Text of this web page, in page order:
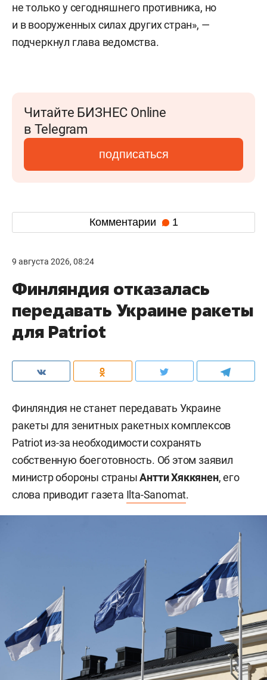
не только у сегодняшнего противника, но
и в вооруженных силах других стран», —
подчеркнул глава ведомства.
Читайте БИЗНЕС Online
в Telegram
подписаться
Комментарии 1
9 августа 2026, 08:24
Финляндия отказалась
передавать Украине ракеты
для Patriot
Финляндия не станет передавать Украине
ракеты для зенитных ракетных комплексов
Patriot из-за необходимости сохранять
собственную боеготовность. Об этом заявил
министр обороны страныАнтти Хяккянен, его
слова приводит газета Ilta-Sanomat.